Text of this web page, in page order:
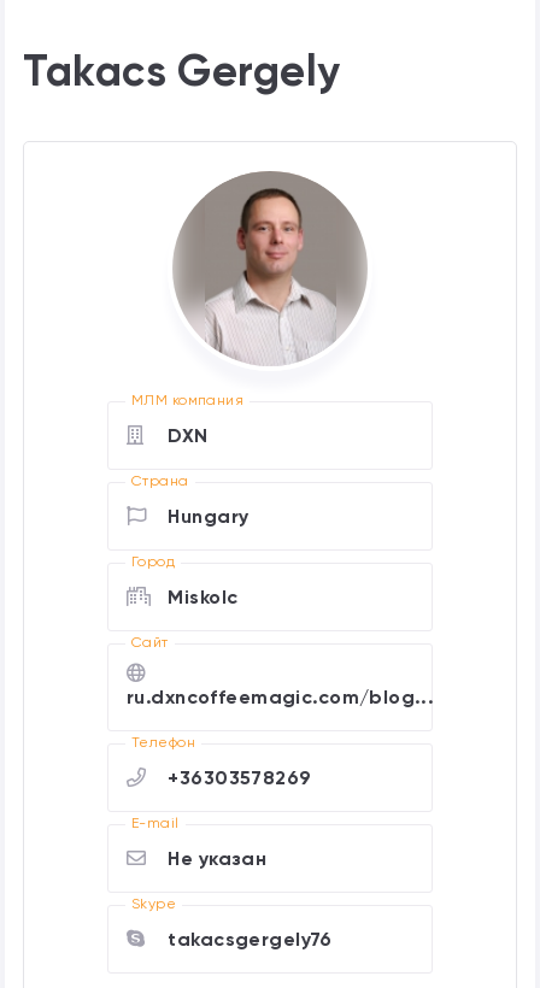
Takacs Gergely
МЛМ компания
DXN
Страна
Hungary
Город
Miskolc
Cайт
ru.dxncoffeemagic.com/blog...
Телефон
+36303578269
E-mail
Не указан
Skype
takacsgergely76